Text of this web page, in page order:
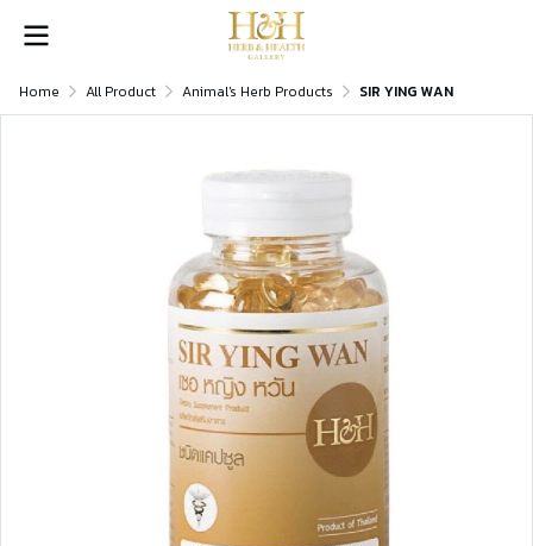
Home All Product Animal's Herb Products SIR YING WAN